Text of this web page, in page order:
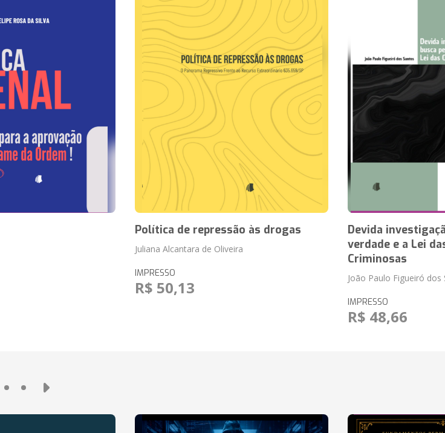
Política de repressão às drogas
Juliana Alcantara de Oliveira
IMPRESSO
R$ 50,13
Devida
verdade e a Lei
Criminosas
João Paulo Figueiró dos
IMPRESSO
R$ 48,66